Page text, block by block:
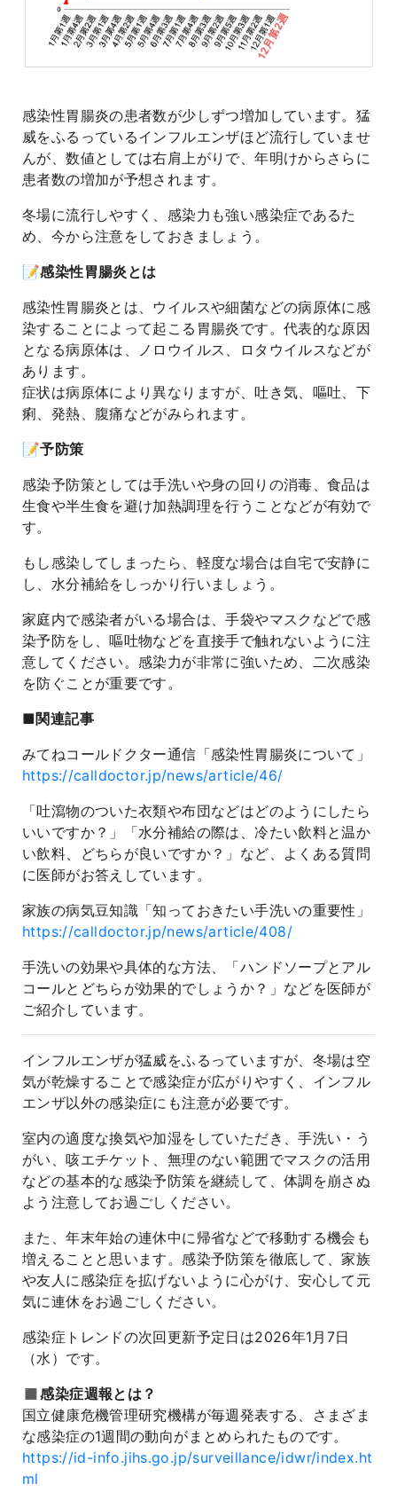
感染性胃腸炎の患者数が少しずつ増加しています。猛
威をふるっているインフルエンザほど流行していませ
んが、数値としては右肩上がりで、年明けからさらに
患者数の増加が予想されます。
冬場に流行しやすく、感染力も強い感染症であるた
め、今から注意をしておきましょう。
📝感染性胃腸炎とは
感染性胃腸炎とは、ウイルスや細菌などの病原体に感
染することによって起こる胃腸炎です。代表的な原因
となる病原体は、ノロウイルス、ロタウイルスなどが
あります。
症状は病原体により異なりますが、吐き気、嘔吐、下
痢、発熱、腹痛などがみられます。
📝予防策
感染予防策としては手洗いや身の回りの消毒、食品は
生食や半生食を避け加熱調理を行うことなどが有効で
す。
もし感染してしまったら、軽度な場合は自宅で安静に
し、水分補給をしっかり行いましょう。
家庭内で感染者がいる場合は、手袋やマスクなどで感
染予防をし、嘔吐物などを直接手で触れないように注
意してください。感染力が非常に強いため、二次感染
を防ぐことが重要です。
■関連記事
みてねコールドクター通信「感染性胃腸炎について」
https://calldoctor.jp/news/article/46/
「吐瀉物のついた衣類や布団などはどのようにしたら
いいですか？」「水分補給の際は、冷たい飲料と温か
い飲料、どちらが良いですか？」など、よくある質問
に医師がお答えしています。
家族の病気豆知識「知っておきたい手洗いの重要性」
https://calldoctor.jp/news/article/408/
手洗いの効果や具体的な方法、「ハンドソープとアル
コールとどちらが効果的でしょうか？」などを医師が
ご紹介しています。
インフルエンザが猛威をふるっていますが、冬場は空
気が乾燥することで感染症が広がりやすく、インフル
エンザ以外の感染症にも注意が必要です。
室内の適度な換気や加湿をしていただき、手洗い・う
がい、咳エチケット、無理のない範囲でマスクの活用
などの基本的な感染予防策を継続して、体調を崩さぬ
よう注意してお過ごしください。
また、年末年始の連休中に帰省などで移動する機会も
増えることと思います。感染予防策を徹底して、家族
や友人に感染症を拡げないように心がけ、安心して元
気に連休をお過ごしください。
感染症トレンドの次回更新予定日は2026年1月7日
（水）です。
◼️感染症週報とは？
国立健康危機管理研究機構が毎週発表する、さまざま
な感染症の1週間の動向がまとめられたものです。
https://id-info.jihs.go.jp/surveillance/idwr/index.ht
ml